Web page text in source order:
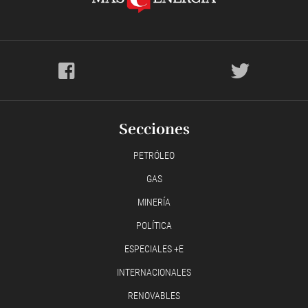
Secciones
PETRÓLEO
GAS
MINERÍA
POLÍTICA
ESPECIALES +E
INTERNACIONALES
RENOVABLES